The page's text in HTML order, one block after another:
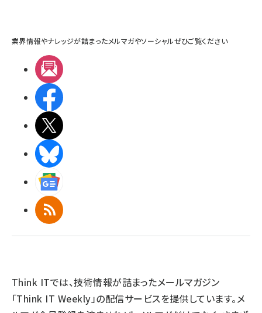
業界情報やナレッジが詰まったメルマガやソーシャルぜひご覧ください
RSS
Think ITでは、技術情報が詰まったメールマガジン
「Think IT Weekly」の配信サービスを提供しています。メ